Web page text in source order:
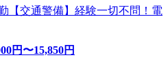
【交通警備】経験一切不問！電
円〜15,850円